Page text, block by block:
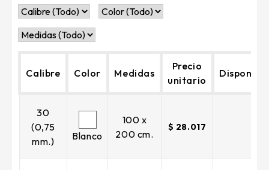
Calibre Color Medidas
Precio
unitario
Disponible
30
(0,75
mm.)
Blanco
100 x
200 cm.
$ 28.017